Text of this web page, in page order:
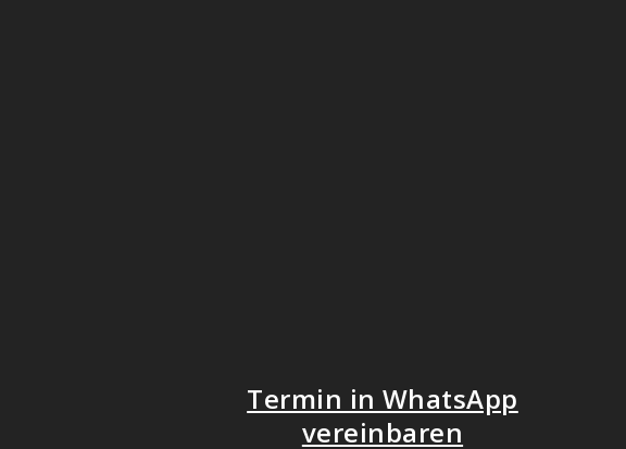
Termin in WhatsApp
vereinbaren